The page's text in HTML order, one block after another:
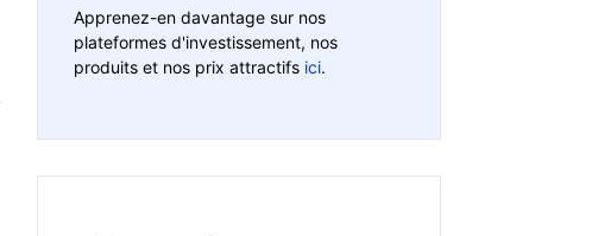
Apprenez-en davantage sur nos
plateformes d'investissement, nos
produits et nos prix attractifs ici.